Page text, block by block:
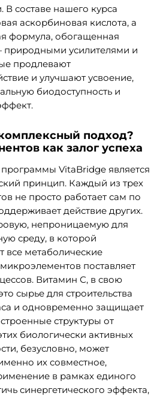
В составе нашего курса
аскорбиновая кислота, а
формула, обогащенная
усилителями и
продлевают
и улучшают усвоение,
биодоступность и
подход?
как залог успеха
VitaBridge является
принцип. Каждый из трех
не просто работает сам по
действие других.
непроницаемую для
среду, в которой
все метаболические
поставляет
Витамин С, в свою
сырье для строительства
и одновременно защищает
структуры от
биологически активных
безусловно, может
их совместное,
в рамках единого
синергетического эффекта,